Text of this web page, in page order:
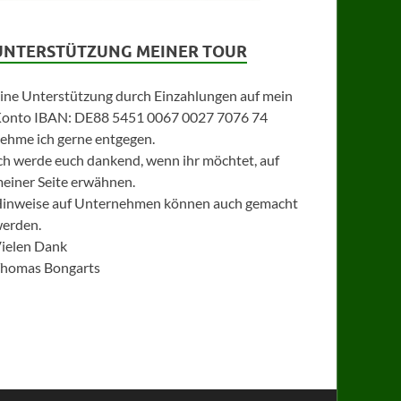
MEINER TOUR
Unterstützung durch Einzahlungen auf mein
IBAN: DE88 5451 0067 0027 7076 74
ich gerne entgegen.
werde euch dankend, wenn ihr möchtet, auf
Seite erwähnen.
auf Unternehmen können auch gemacht
Dank
Bongarts